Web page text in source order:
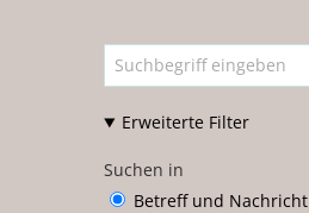
Erweiterte Filter
Suchen in
Betreff und Nachricht